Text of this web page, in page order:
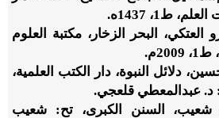
ط1، 1437ه.
العتكي، البحر الزخار، مكتبة العلوم
دلائل النبوة، دار الكتب العلمية،
شعيب، السنن الكبرى، تح: شعيب